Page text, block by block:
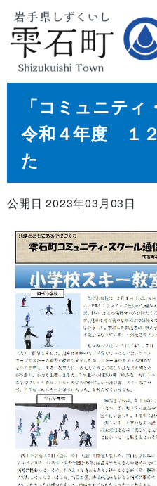
「コミュニティ
令和４年度 １
た
公開日 2023年03月03日